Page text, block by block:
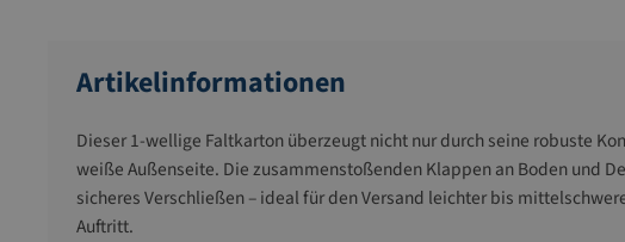
Artikelinformationen
Dieser 1-wellige Faltkarton überzeugt nicht nur durch seine robuste
weiße Außenseite. Die zusammenstoßenden Klappen an Boden und
sicheres Verschließen – ideal für den Versand leichter bis
Auftritt.